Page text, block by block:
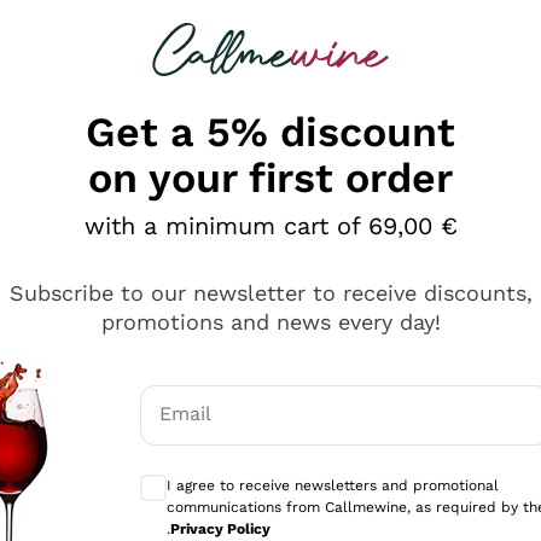
looking for
diversi e con un ampio range di prezzo. Le
Get a 5% discount
on your first order
with a minimum cart of 69,00 €
Subscribe to our newsletter to receive discounts,
promotions and news every day!
Email
I agree to receive newsletters and promotional
communications from Callmewine, as required by
.Privacy Policy